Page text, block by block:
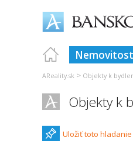
AReality.sk > Objekty k
Objekty k
Uložiť toto hladanie